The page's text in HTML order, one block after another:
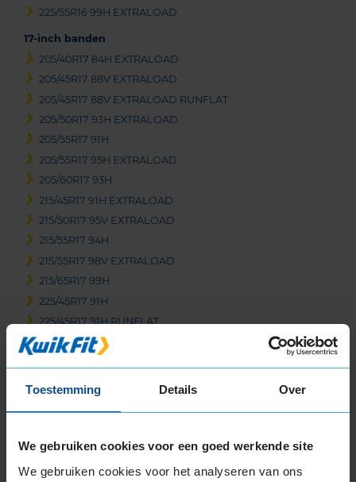
Toestemming Details Over
We gebruiken cookies voor een goed werkende site
We gebruiken cookies voor het analyseren van ons
225/55R16 99H EXTRALOAD
17-inch banden
205/40R17 84H EXTRALOAD
205/45R17 88V EXTRALOAD
205/45R17 88V EXTRALOAD RUNFLAT
205/50R17 93H EXTRALOAD
205/55R17 91H
205/55R17 95H EXTRALOAD
205/60R17 93H
215/45R17 91H EXTRALOAD
215/50R17 95V EXTRALOAD
215/55R17 94H
215/55R17 98V EXTRALOAD
215/65R17 99H
225/45R17 91H
225/45R17 91H RUNFLAT
225/45R17 91H RUNFLAT
225/50R17 98H EXTRALOAD